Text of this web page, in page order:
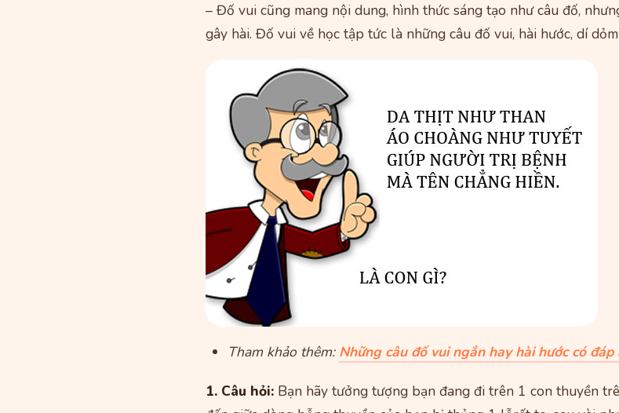
– Đố vui cũng mang nội dung, hình thức sáng tạo như câu đố,
gây hài. Đố vui về học tập tức là những câu đố vui, hài hước, dí
Tham khảo thêm: Những câu đố vui ngắn hay hài hước có đáp
1. Câu hỏi: Bạn hãy tưởng tượng bạn đang đi trên 1 con thuyền